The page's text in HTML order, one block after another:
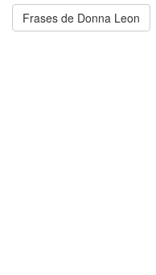
Frases de Donna Leon